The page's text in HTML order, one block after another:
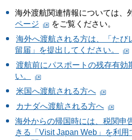
海外渡航関連情報については、
ページ
をご覧ください。
海外へ渡航される方は、「たび
留届」を提出してください。
渡航前にパスポートの残存有効
い。
米国へ渡航される方へ
カナダへ渡航される方へ
海外からの帰国時には、税関申
きる「Visit Japan Web」を利